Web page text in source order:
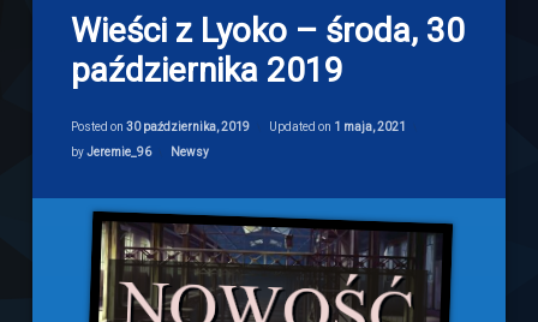
Download
Wieści z Lyoko – środa, 30
października 2019
Posted on30 października, 2019 Updated on 1 maja, 2021
byJeremie_96 Categories:
Newsy